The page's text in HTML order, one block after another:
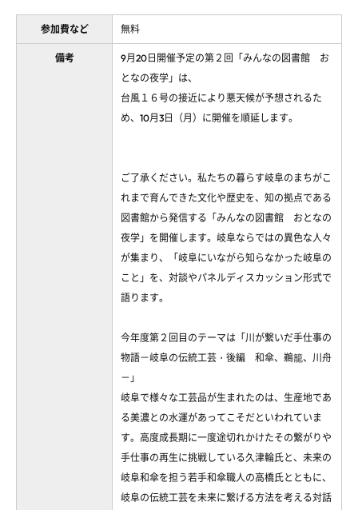
参加費など 無料
備考
9月20日開催予定の第２回「みんなの図書館 お
となの夜学」は、
台風１６号の接近により悪天候が予想されるた
め、10月3日（月）に開催を順延します。
ご了承ください。私たちの暮らす岐阜のまちがこ
れまで育んできた文化や歴史を、知の拠点である
図書館から発信する「みんなの図書館 おとなの
夜学」を開催します。岐阜ならではの異色な人々
が集まり、「岐阜にいながら知らなかった岐阜の
こと」を、対談やパネルディスカッション形式で
語ります。
今年度第２回目のテーマは「川が繋いだ手仕事の
物語－岐阜の伝統工芸・後編 和傘、鵜籠、川舟
－」
岐阜で様々な工芸品が生まれたのは、生産地であ
る美濃との水運があってこそだといわれていま
す。高度成長期に一度途切れかけたその繋がりや
手仕事の再生に挑戦している久津輪氏と、未来の
岐阜和傘を担う若手和傘職人の高橋氏とともに、
岐阜の伝統工芸を未来に繋げる方法を考える対話